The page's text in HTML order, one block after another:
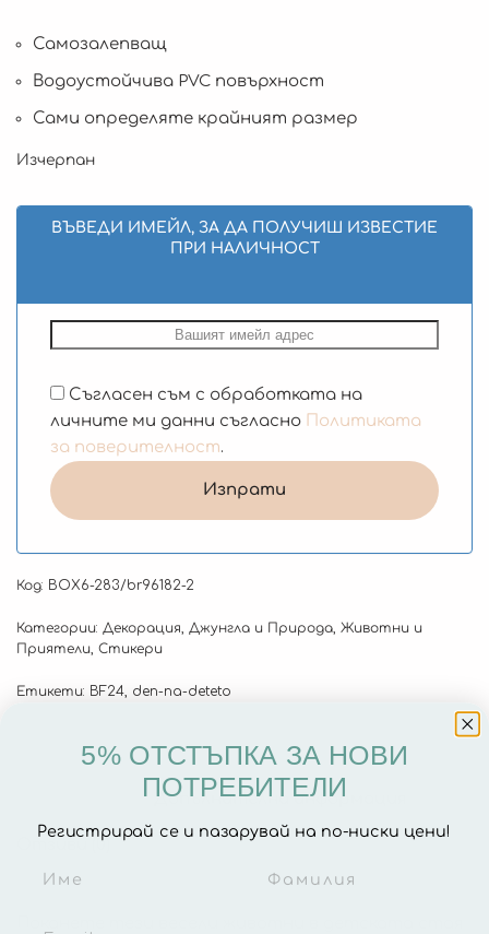
Самозалепващ
Водоустойчива PVC повърхност
Сами определяте крайният размер
Изчерпан
ВЪВЕДИ ИМЕЙЛ, ЗА ДА ПОЛУЧИШ ИЗВЕСТИЕ
ПРИ НАЛИЧНОСТ
Съгласен съм с обработката на
личните ми данни съгласно Политиката
за поверителност.
Код: BOX6-283/br96182-2
Категории: Декорация Джунгла и Природа Животни и
Приятели Стикери
Етикети: BF24 den-na-deteto
Допълнителна информация
Отзиви (0)
5% ОТСТЪПКА ЗА НОВИ
ПОТРЕБИТЕЛИ
Регистрирай се и пазарувай на по-ниски цени!